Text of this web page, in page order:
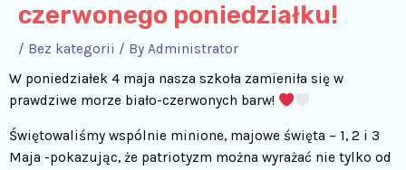
czerwonego poniedziałku!
/ Bez kategorii / By Administrator
W poniedziałek 4 maja nasza szkoła zamieniła się w
prawdziwe morze biało-czerwonych barw!
Świętowaliśmy wspólnie minione, majowe święta – 1, 2 i 3
Maja -pokazując, że patriotyzm można wyrażać nie tylko od